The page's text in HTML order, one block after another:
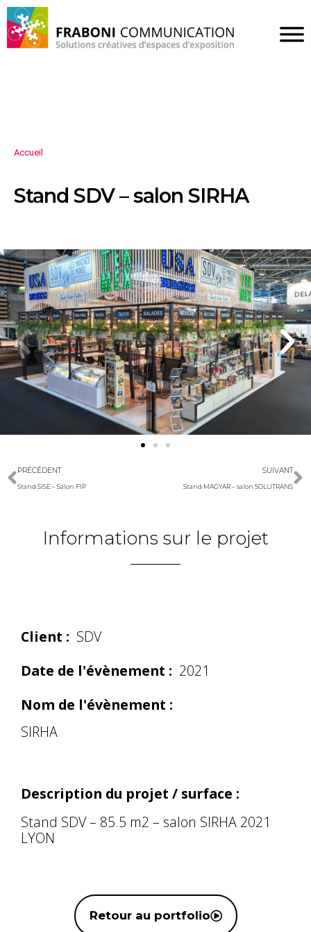
Accueil
Stand SDV – salon SIRHA
PRÉCÉDENT
Stand SISE – Salon FIP
SUIVANT
Stand MAGYAR – salon SOLUTRANS
Informations sur le projet
Client : SDV
Date de l'évènement : 2021
Nom de l'évènement :
SIRHA
Description du projet / surface :
Stand SDV – 85.5 m2 – salon SIRHA 2021
LYON
Retour au portfolio